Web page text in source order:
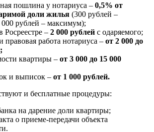
пошлина у нотариуса – 0,5% от
доли жилья (300 рублей –
рублей – максимум);
Росреестре – 2 000 рублей с одаряемого;
правовая работа нотариуса – от 2 000 до
квартиры – от 3 000 до 15 000
и выписок – от 1 000 рублей.
и бесплатные процедуры:
на дарение доли квартиры;
о приеме-передачи объекта